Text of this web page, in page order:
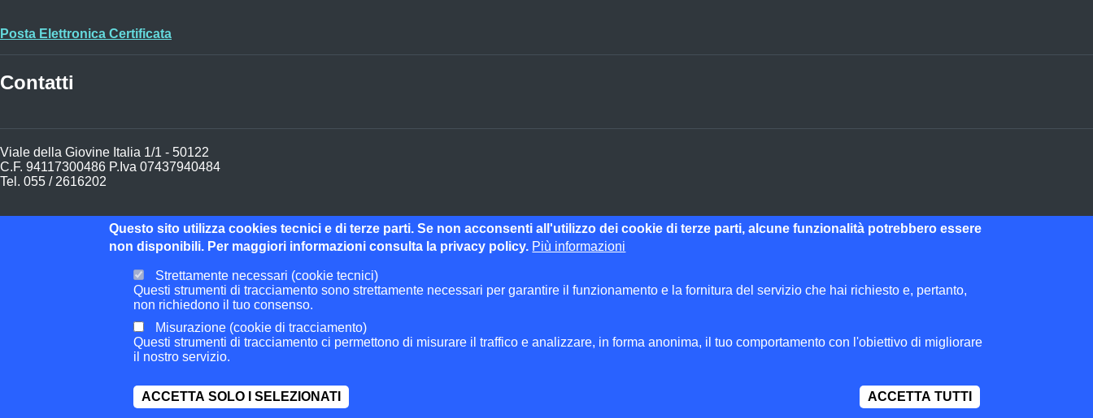
Posta Elettronica Certificata
Contatti
Viale della Giovine Italia 1/1 - 50122
C.F. 94117300486 P.Iva 07437940484
Tel. 055 / 2616202
Posta Elettronica Certificata
Amministrazione Trasparente
I dati personali pubblicati sono riutilizzabili solo alle condizioni previste dalla direttiva comunitaria 2003/98/CE e dal d.lgs. 36/2006
Dichiarazione accessibilità
Questo sito utilizza cookies tecnici e di terze parti. Se non acconsenti all'utilizzo dei cookie di terze parti, alcune funzionalità potrebbero essere
non disponibili. Per maggiori informazioni consulta la privacy policy. Più informazioni
Strettamente necessari (cookie tecnici)
Questi strumenti di tracciamento sono strettamente necessari per garantire il funzionamento e la fornitura del servizio che hai richiesto e, pertanto,
non richiedono il tuo consenso.
Misurazione (cookie di tracciamento)
Questi strumenti di tracciamento ci permettono di misurare il traffico e analizzare, in forma anonima, il tuo comportamento con l'obiettivo di migliorare
il nostro servizio.
ACCETTA SOLO I SELEZIONATI ACCETTA TUTTI